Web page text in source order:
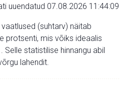
uuendatud 07.08.2026 11:44:09
(suhtarv) näitab
protsenti, mis võiks ideaalis
Selle statistilise hinnangu abil
lahendit.